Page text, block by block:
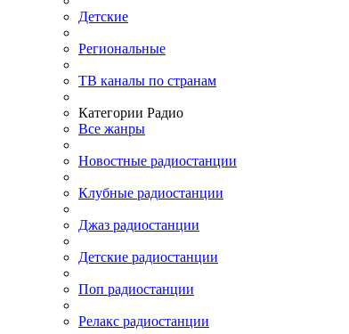
Детские
Региональные
ТВ каналы по странам
Категории Радио
Все жанры
Новостные радиостанции
Клубные радиостанции
Джаз радиостанции
Детские радиостанции
Поп радиостанции
Релакс радиостанции